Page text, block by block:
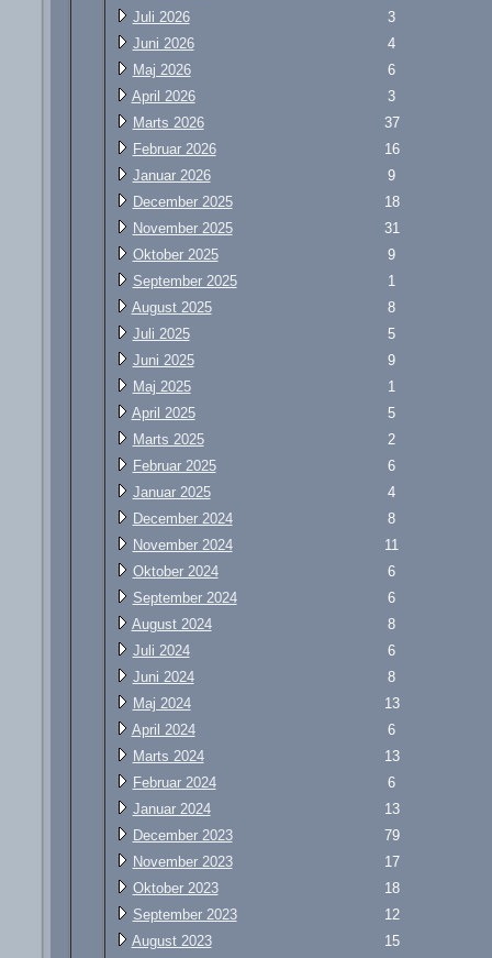
Juli 2026
3
Juni 2026
4
Maj 2026
6
April 2026
3
Marts 2026
37
Februar 2026
16
Januar 2026
9
December 2025
18
November 2025
31
Oktober 2025
9
September 2025
1
August 2025
8
Juli 2025
5
Juni 2025
9
Maj 2025
1
April 2025
5
Marts 2025
2
Februar 2025
6
Januar 2025
4
December 2024
8
November 2024
11
Oktober 2024
6
September 2024
6
August 2024
8
Juli 2024
6
Juni 2024
8
Maj 2024
13
April 2024
6
Marts 2024
13
Februar 2024
6
Januar 2024
13
December 2023
79
November 2023
17
Oktober 2023
18
September 2023
12
August 2023
15